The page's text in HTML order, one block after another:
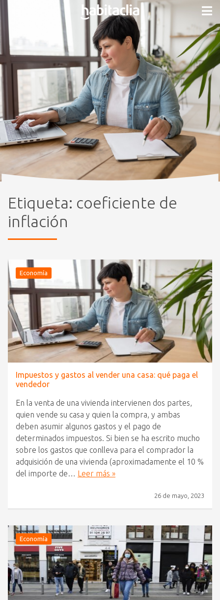
Etiqueta: coeficiente de
inflación
Economía
Impuestos y gastos al vender una casa: qué paga el
vendedor
En la venta de una vivienda intervienen dos partes,
quien vende su casa y quien la compra, y ambas
deben asumir algunos gastos y el pago de
determinados impuestos. Si bien se ha escrito mucho
sobre los gastos que conlleva para el comprador la
adquisición de una vivienda (aproximadamente el 10 %
del importe de… Leer más »
26 de mayo, 2023
Economía